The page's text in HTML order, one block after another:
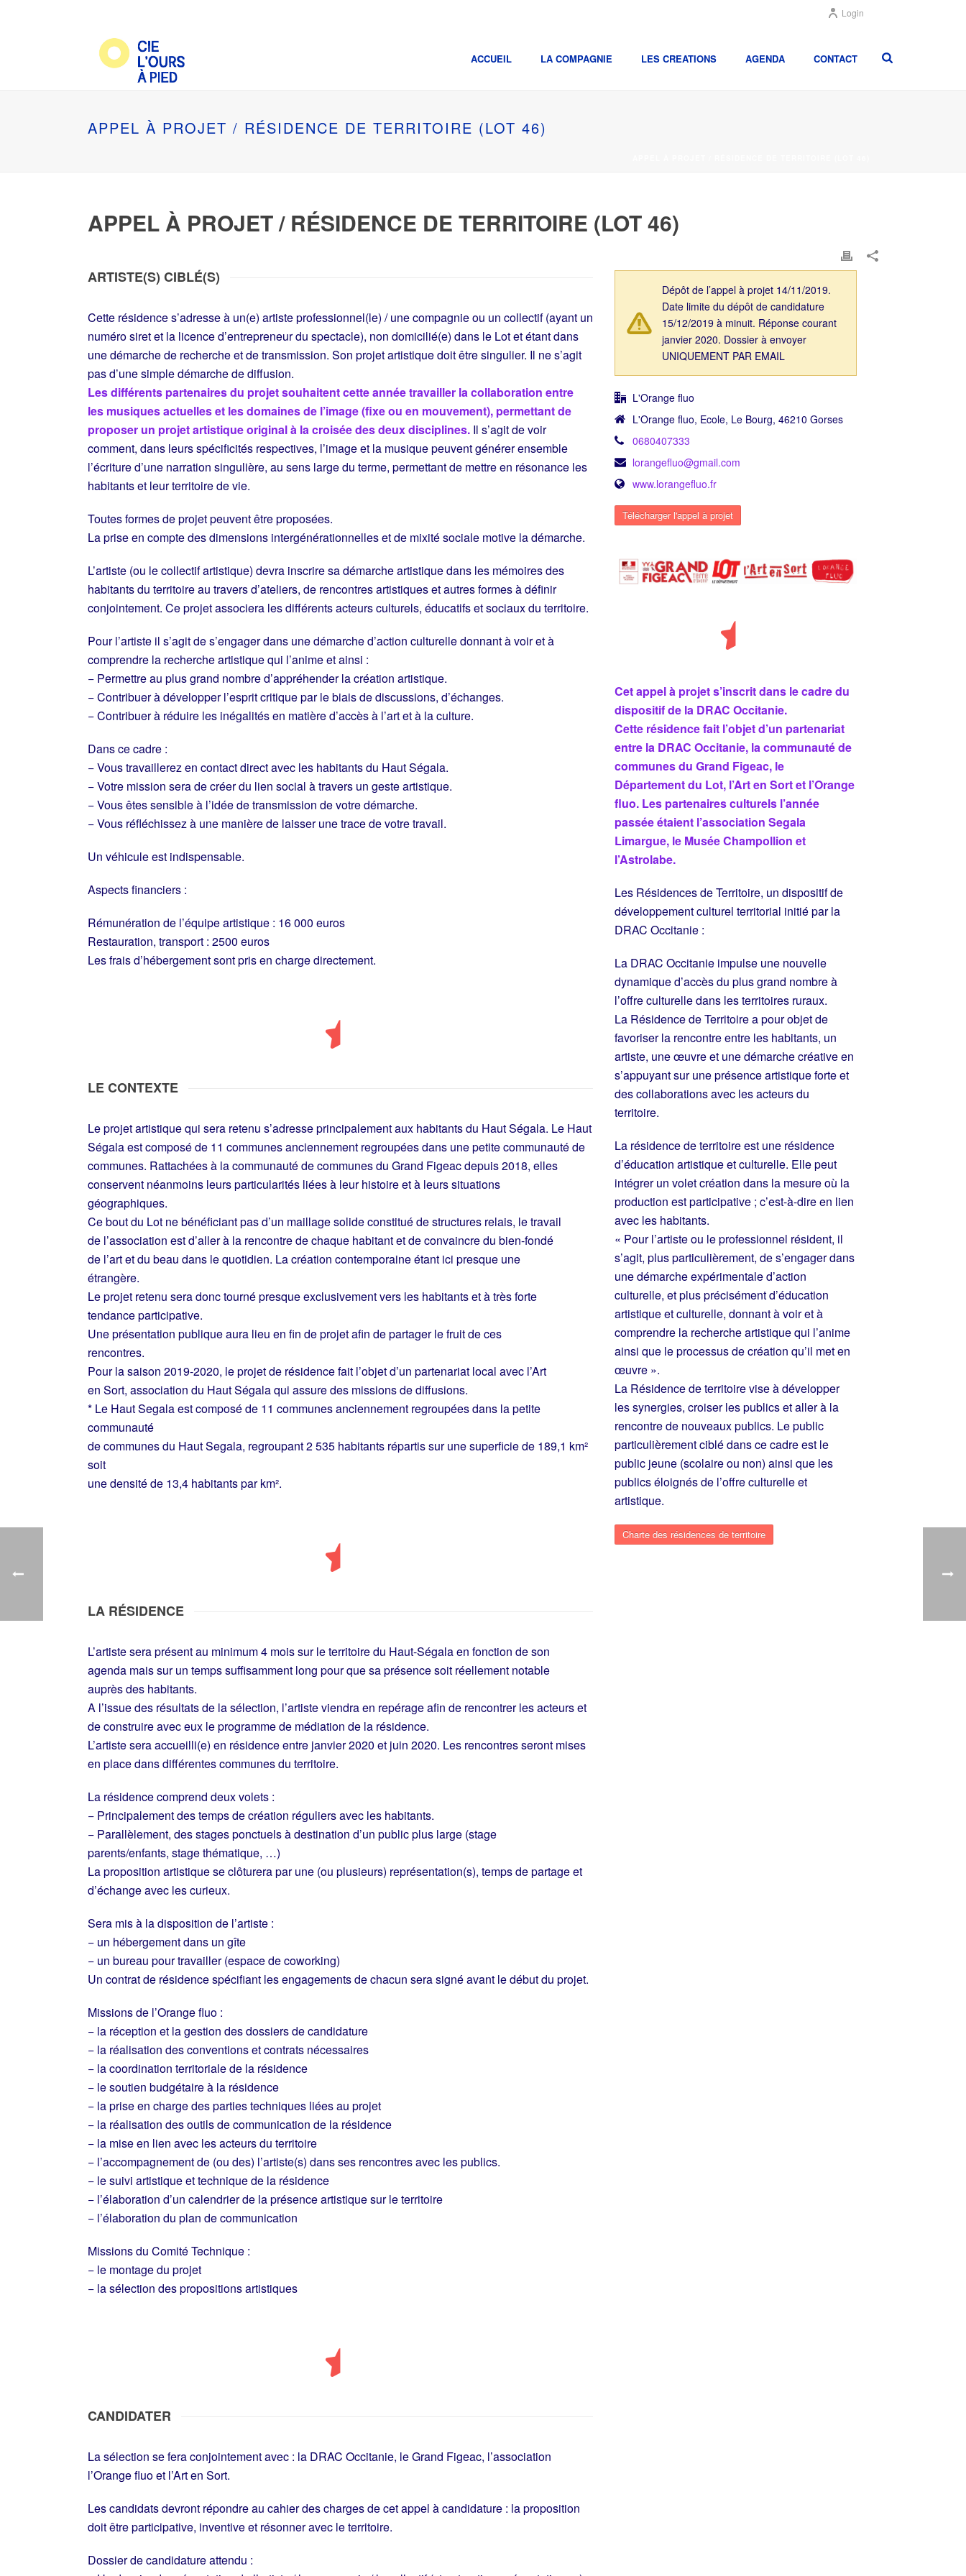
Login
ACCUEIL LA COMPAGNIE LES CREATIONS AGENDA CONTACT
APPEL À PROJET / RÉSIDENCE DE TERRITOIRE (LOT 46)
APPEL À PROJET / RÉSIDENCE DE TERRITOIRE (LOT 46)
ARTISTE(S) CIBLÉ(S)
Cette résidence s’adresse à un(e) artiste professionnel(le) / une compagnie ou un collectif (ayant un
numéro siret et la licence d’entrepreneur du spectacle), non domicilié(e) dans le Lot et étant dans
une démarche de recherche et de transmission. Son projet artistique doit être singulier. Il ne s’agit
pas d’une simple démarche de diffusion.
Les différents partenaires du projet souhaitent cette année travailler la collaboration entre
les musiques actuelles et les domaines de l’image (fixe ou en mouvement), permettant de
proposer un projet artistique original à la croisée des deux disciplines. Il s’agit de voir
comment, dans leurs spécificités respectives, l’image et la musique peuvent générer ensemble
l’écriture d’une narration singulière, au sens large du terme, permettant de mettre en résonance les
habitants et leur territoire de vie.
Toutes formes de projet peuvent être proposées.
La prise en compte des dimensions intergénérationnelles et de mixité sociale motive la démarche.
L’artiste (ou le collectif artistique) devra inscrire sa démarche artistique dans les mémoires des
habitants du territoire au travers d’ateliers, de rencontres artistiques et autres formes à définir
conjointement. Ce projet associera les différents acteurs culturels, éducatifs et sociaux du territoire.
Pour l’artiste il s’agit de s’engager dans une démarche d’action culturelle donnant à voir et à
comprendre la recherche artistique qui l’anime et ainsi :
− Permettre au plus grand nombre d’appréhender la création artistique.
− Contribuer à développer l’esprit critique par le biais de discussions, d’échanges.
− Contribuer à réduire les inégalités en matière d’accès à l’art et à la culture.
Dans ce cadre :
− Vous travaillerez en contact direct avec les habitants du Haut Ségala.
− Votre mission sera de créer du lien social à travers un geste artistique.
− Vous êtes sensible à l’idée de transmission de votre démarche.
− Vous réfléchissez à une manière de laisser une trace de votre travail.
Un véhicule est indispensable.
Aspects financiers :
Rémunération de l’équipe artistique : 16 000 euros
Restauration, transport : 2500 euros
Les frais d’hébergement sont pris en charge directement.
LE CONTEXTE
Le projet artistique qui sera retenu s’adresse principalement aux habitants du Haut Ségala. Le Haut
Ségala est composé de 11 communes anciennement regroupées dans une petite communauté de
communes. Rattachées à la communauté de communes du Grand Figeac depuis 2018, elles
conservent néanmoins leurs particularités liées à leur histoire et à leurs situations
géographiques.
Ce bout du Lot ne bénéficiant pas d’un maillage solide constitué de structures relais, le travail
de l’association est d’aller à la rencontre de chaque habitant et de convaincre du bien-fondé
de l’art et du beau dans le quotidien. La création contemporaine étant ici presque une
étrangère.
Le projet retenu sera donc tourné presque exclusivement vers les habitants et à très forte
tendance participative.
Une présentation publique aura lieu en fin de projet afin de partager le fruit de ces
rencontres.
Pour la saison 2019-2020, le projet de résidence fait l’objet d’un partenariat local avec l’Art
en Sort, association du Haut Ségala qui assure des missions de diffusions.
* Le Haut Segala est composé de 11 communes anciennement regroupées dans la petite
communauté
de communes du Haut Segala, regroupant 2 535 habitants répartis sur une superficie de 189,1 km²
soit
une densité de 13,4 habitants par km².
LA RÉSIDENCE
L’artiste sera présent au minimum 4 mois sur le territoire du Haut-Ségala en fonction de son
agenda mais sur un temps suffisamment long pour que sa présence soit réellement notable
auprès des habitants.
A l’issue des résultats de la sélection, l’artiste viendra en repérage afin de rencontrer les acteurs et
de construire avec eux le programme de médiation de la résidence.
L’artiste sera accueilli(e) en résidence entre janvier 2020 et juin 2020. Les rencontres seront mises
en place dans différentes communes du territoire.
La résidence comprend deux volets :
− Principalement des temps de création réguliers avec les habitants.
− Parallèlement, des stages ponctuels à destination d’un public plus large (stage
parents/enfants, stage thématique, …)
La proposition artistique se clôturera par une (ou plusieurs) représentation(s), temps de partage et
d’échange avec les curieux.
Sera mis à la disposition de l’artiste :
− un hébergement dans un gîte
− un bureau pour travailler (espace de coworking)
Un contrat de résidence spécifiant les engagements de chacun sera signé avant le début du projet.
Missions de l’Orange fluo :
− la réception et la gestion des dossiers de candidature
− la réalisation des conventions et contrats nécessaires
− la coordination territoriale de la résidence
− le soutien budgétaire à la résidence
− la prise en charge des parties techniques liées au projet
− la réalisation des outils de communication de la résidence
− la mise en lien avec les acteurs du territoire
− l’accompagnement de (ou des) l’artiste(s) dans ses rencontres avec les publics.
− le suivi artistique et technique de la résidence
− l’élaboration d’un calendrier de la présence artistique sur le territoire
− l’élaboration du plan de communication
Missions du Comité Technique :
− le montage du projet
− la sélection des propositions artistiques
CANDIDATER
La sélection se fera conjointement avec : la DRAC Occitanie, le Grand Figeac, l’association
l’Orange fluo et l’Art en Sort.
Les candidats devront répondre au cahier des charges de cet appel à candidature : la proposition
doit être participative, inventive et résonner avec le territoire.
Dossier de candidature attendu :
Dépôt de l’appel à projet 14/11/2019.
Date limite du dépôt de candidature
15/12/2019 à minuit. Réponse courant
janvier 2020. Dossier à envoyer
UNIQUEMENT PAR EMAIL
L'Orange fluo
L'Orange fluo, Ecole, Le Bourg, 46210 Gorses
0680407333
lorangefluo@gmail.com
www.lorangefluo.fr
Télécharger l'appel à projet
Cet appel à projet s’inscrit dans le cadre du
dispositif de la DRAC Occitanie.
Cette résidence fait l’objet d’un partenariat
entre la DRAC Occitanie, la communauté de
communes du Grand Figeac, le
Département du Lot, l’Art en Sort et l’Orange
fluo. Les partenaires culturels l’année
passée étaient l’association Segala
Limargue, le Musée Champollion et
l’Astrolabe.
Les Résidences de Territoire, un dispositif de
développement culturel territorial initié par la
DRAC Occitanie :
La DRAC Occitanie impulse une nouvelle
dynamique d’accès du plus grand nombre à
l’offre culturelle dans les territoires ruraux.
La Résidence de Territoire a pour objet de
favoriser la rencontre entre les habitants, un
artiste, une œuvre et une démarche créative en
s’appuyant sur une présence artistique forte et
des collaborations avec les acteurs du
territoire.
La résidence de territoire est une résidence
d’éducation artistique et culturelle. Elle peut
intégrer un volet création dans la mesure où la
production est participative ; c’est-à-dire en lien
avec les habitants.
« Pour l’artiste ou le professionnel résident, il
s’agit, plus particulièrement, de s’engager dans
une démarche expérimentale d’action
culturelle, et plus précisément d’éducation
artistique et culturelle, donnant à voir et à
comprendre la recherche artistique qui l’anime
ainsi que le processus de création qu’il met en
œuvre ».
La Résidence de territoire vise à développer
les synergies, croiser les publics et aller à la
rencontre de nouveaux publics. Le public
particulièrement ciblé dans ce cadre est le
public jeune (scolaire ou non) ainsi que les
publics éloignés de l’offre culturelle et
artistique.
Charte des résidences de territoire